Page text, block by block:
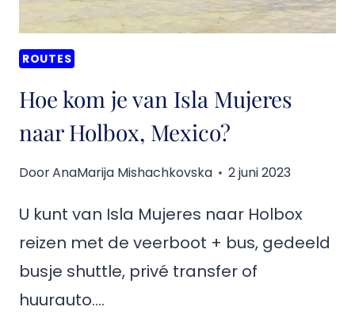
ROUTES
Hoe kom je van Isla Mujeres
naar Holbox, Mexico?
DoorAnaMarija Mishachkovska 2 juni 2023
U kunt van Isla Mujeres naar Holbox
reizen met de veerboot + bus, gedeeld
busje shuttle, privé transfer of
huurauto….